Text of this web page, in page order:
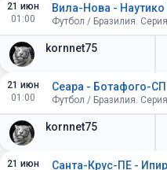
21 июн
01:00
kornnet75
Вила-Нова - Наутико
Футбол / Бразилия.
21 июн
01:00
kornnet75
Сеара - Ботафого-СП
Футбол / Бразилия.
21 июн
Санта-Крус-ПЕ -